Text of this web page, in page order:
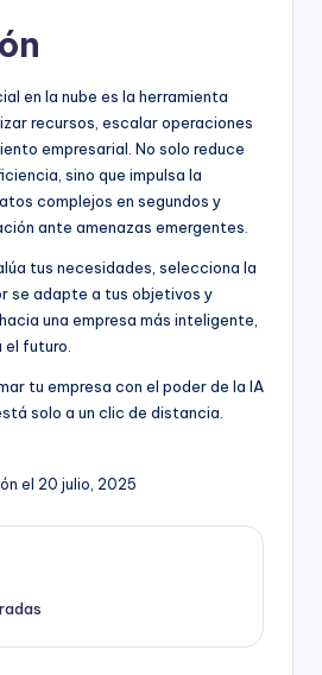
en la nube es la herramienta
recursos, escalar operaciones
empresarial. No solo reduce
sino que impulsa la
complejos en segundos y
ante amenazas emergentes.
tus necesidades, selecciona la
se adapte a tus objetivos y
una empresa más inteligente,
futuro.
tu empresa con el poder de la IA
solo a un clic de distancia.
el 20 julio, 2025